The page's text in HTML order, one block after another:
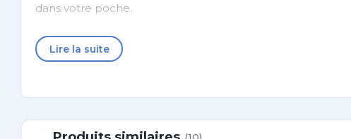
dans votre poche.
Marque
Lire la suite